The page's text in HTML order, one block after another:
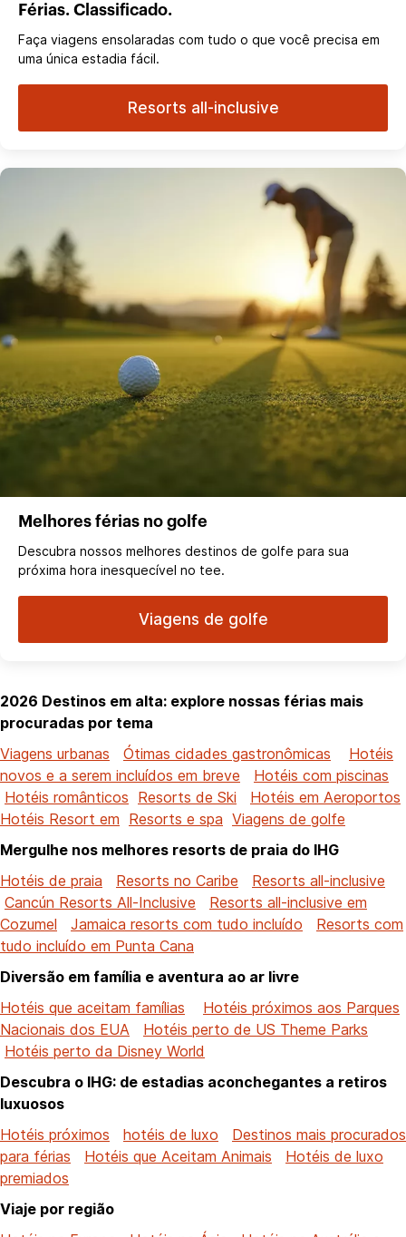
Férias. Classificado.
Faça viagens ensolaradas com tudo o que você precisa em
uma única estadia fácil.
Resorts all-inclusive
Melhores férias no golfe
Descubra nossos melhores destinos de golfe para sua
próxima hora inesquecível no tee.
Viagens de golfe
2026 Destinos em alta: explore nossas férias mais
procuradas por tema
Viagens urbanas
Ótimas cidades gastronômicas
Hotéis
novos e a serem incluídos em breve
Hotéis com piscinas
Hotéis românticos Resorts de Ski
Hotéis em Aeroportos
Hotéis Resort em Resorts e spa Viagens de golfe
Mergulhe nos melhores resorts de praia do IHG
Hotéis de praia
Resorts no Caribe
Resorts all-inclusive
Cancún Resorts All-Inclusive
Resorts all-inclusive em
Cozumel
Jamaica resorts com tudo incluído
Resorts com
tudo incluído em Punta Cana
Diversão em família e aventura ao ar livre
Hotéis que aceitam famílias
Hotéis próximos aos Parques
Nacionais dos EUA
Hotéis perto de US Theme Parks
Hotéis perto da Disney World
Descubra o IHG: de estadias aconchegantes a retiros
luxuosos
Hotéis próximos
hotéis de luxo
Destinos mais procurados
para férias
Hotéis que Aceitam Animais
Hotéis de luxo
premiados
Viaje por região